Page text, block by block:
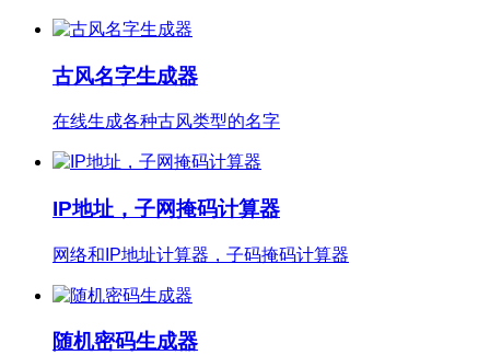
古风名字生成器
在线生成各种古风类型的名字
IP地址，子网掩码计算器
网络和IP地址计算器，子码掩码计算器
随机密码生成器